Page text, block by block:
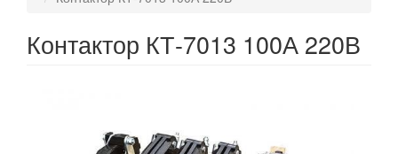
Контактор КТ-7013 100А 220В